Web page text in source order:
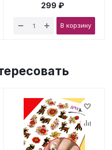
299 ₽
В корзину